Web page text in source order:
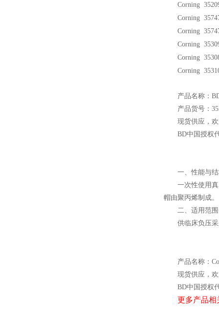
Corning
Corning
Corning
Corning
Corning
Corning
产品名称：
产品货号：
现货供应，
BD中国授权
一、性能与
一次性使用
帽由聚丙烯制成。
二、适用范围
供临床负压
产品名称：
现货供应，
BD中国授权
更多产品相